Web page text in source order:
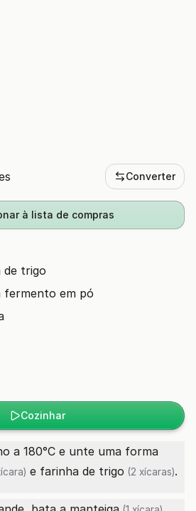
Converter
à lista de compras
de trigo
fermento em pó
Cozinhar
a 180°C e unte uma forma
e farinha de trigo (2 xícaras).